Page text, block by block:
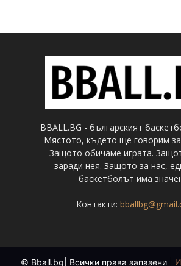
BBALL.BG - българският
Мястото, където ще говорим
Защото обичаме играта.
заради нея. Защото за нас,
баскетболът има
Контакти:
© Bball.bg| Всички права запазени